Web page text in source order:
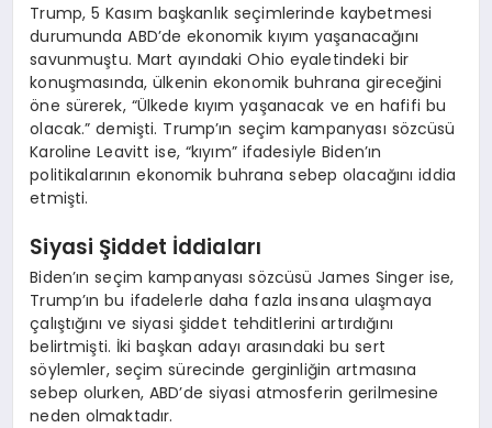
Trump, 5 Kasım başkanlık seçimlerinde kaybetmesi
durumunda ABD’de ekonomik kıyım yaşanacağını
savunmuştu. Mart ayındaki Ohio eyaletindeki bir
konuşmasında, ülkenin ekonomik buhrana gireceğini
öne sürerek, “Ülkede kıyım yaşanacak ve en hafifi bu
olacak.” demişti. Trump’ın seçim kampanyası sözcüsü
Karoline Leavitt ise, “kıyım” ifadesiyle Biden’ın
politikalarının ekonomik buhrana sebep olacağını iddia
etmişti.
Siyasi Şiddet İddiaları
Biden’ın seçim kampanyası sözcüsü James Singer ise,
Trump’ın bu ifadelerle daha fazla insana ulaşmaya
çalıştığını ve siyasi şiddet tehditlerini artırdığını
belirtmişti. İki başkan adayı arasındaki bu sert
söylemler, seçim sürecinde gerginliğin artmasına
sebep olurken, ABD’de siyasi atmosferin gerilmesine
neden olmaktadır.